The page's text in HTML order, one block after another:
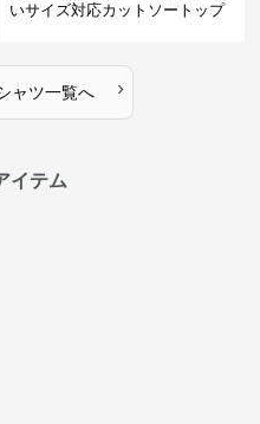
いサイズ対応カットソートップ
ャツ一覧へ ›
イテム